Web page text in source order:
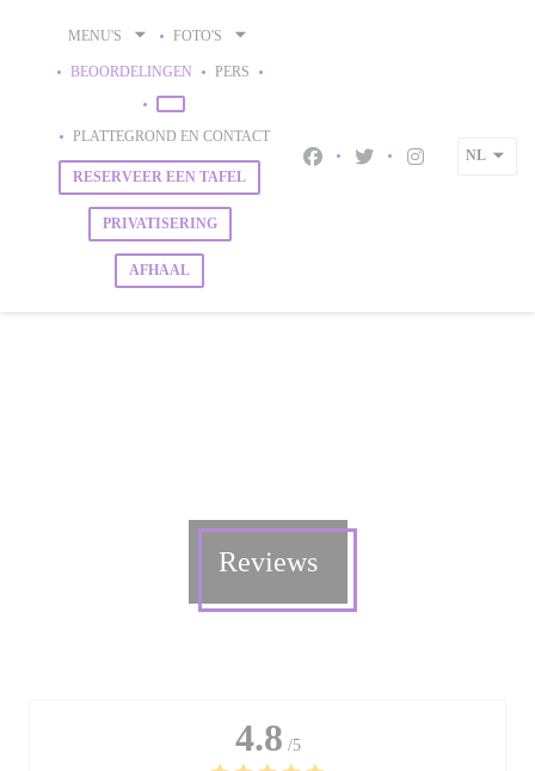
MENU'S FOTO'S
BEOORDELINGEN PERS
((OPENT IN EEN NIEUW VENSTER))
PLATTEGROND EN CONTACT
RESERVEER EEN TAFEL
PRIVATISERING
AFHAAL
Facebook ((opent in een
Twitter ((opent in een
Instagram
NL
Reviews
4.8 /5